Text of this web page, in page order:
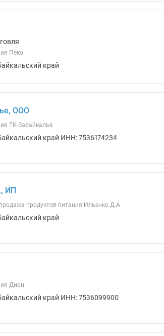
Пеко
край
ООО
ТК-Забайкалье
край ИНН: 7536174234
ИП
продуктов питания Ильенко Д.А.
край
Дион
край ИНН: 7536099900